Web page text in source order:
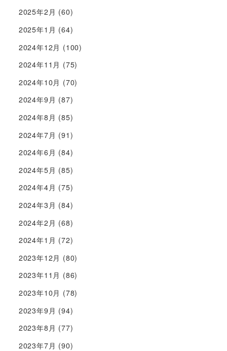
2025年2月 (60)
2025年1月 (64)
2024年12月 (100)
2024年11月 (75)
2024年10月 (70)
2024年9月 (87)
2024年8月 (85)
2024年7月 (91)
2024年6月 (84)
2024年5月 (85)
2024年4月 (75)
2024年3月 (84)
2024年2月 (68)
2024年1月 (72)
2023年12月 (80)
2023年11月 (86)
2023年10月 (78)
2023年9月 (94)
2023年8月 (77)
2023年7月 (90)